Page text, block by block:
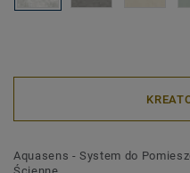
Aquasens - System do